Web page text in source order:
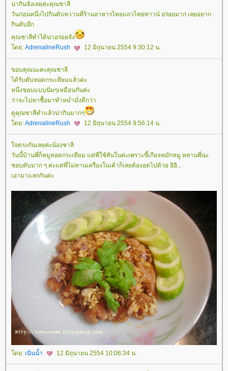
น่ากินจังเลยค่ะคุณชาลี
วันก่อนหนึ่งไปกินตับหวานที่ร้านอาหารไทยแถวไทยทาวน์ อร่อยมาก เลยอยาก
กินตับอีก
คุณชาลีทำได้น่าอร่อยจัง
ดย: AdrenalineRush 12 มิถุนายน 2554 9:30:12 น.
ขอบคุณนะคะคุณชาลี
ได้รับตับทอดกระเทียมแล้วค่ะ
หนึ่งชอบแบบนิ่มๆเหมือนกันค่ะ
ว่าจะไปหาซื้อมาทำหม่ำมั่งดีกว่า
ดูคุณชาลีทำแล้วน่ากินมากๆ
ดย: AdrenalineRush 12 มิถุนายน 2554 9:56:14 น.
จตรงกันเลยค่ะน้องชาลี
วันนี้บ้านพี่ก็หมูทอดกระเทียม แต่พี่ใช้สันในค่ะเพราะขี้เกียจหมักหมู หลานพี่น่ะ
ชอบตับมาก ๆ ค่ะแต่พี่ไม่ทานเครื่องในเค้าก็เลยต้องอดไปด้วย อิอิ...
เอามาแลกกันค่ะ
ดย: เนินน้ำ 12 มิถุนายน 2554 10:06:34 น.